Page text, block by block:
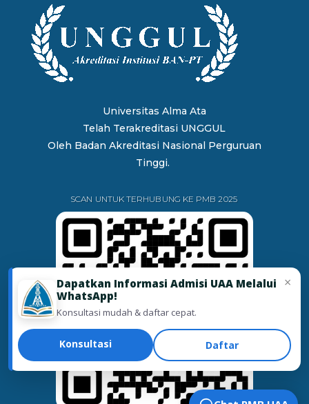
Universitas Alma Ata
Telah Terakreditasi UNGGUL
Oleh Badan Akreditasi Nasional Perguruan
Tinggi.
SCAN UNTUK TERHUBUNG KE PMB 2025
×
Dapatkan Informasi Admisi UAA Melalui
WhatsApp!
Konsultasi mudah & daftar cepat.
Konsultasi Daftar